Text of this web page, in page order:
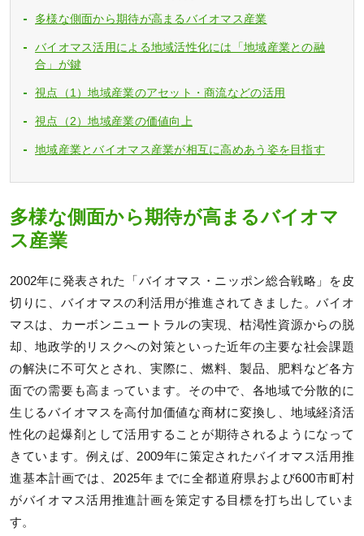
多様な側面から期待が高まるバイオマス産業
バイオマス活用による地域活性化には「地域産業との融
合」が鍵
視点（1）地域産業のアセット・商流などの活用
視点（2）地域産業の価値向上
地域産業とバイオマス産業が相互に高めあう姿を目指す
多様な側面から期待が高まるバイオマ
ス産業
2002年に発表された「バイオマス・ニッポン総合戦略」を皮
切りに、バイオマスの利活用が推進されてきました。バイオ
マスは、カーボンニュートラルの実現、枯渇性資源からの脱
却、地政学的リスクへの対策といった近年の主要な社会課題
の解決に不可欠とされ、実際に、燃料、製品、肥料など各方
面での需要も高まっています。その中で、各地域で分散的に
生じるバイオマスを高付加価値な商材に変換し、地域経済活
性化の起爆剤として活用することが期待されるようになって
きています。例えば、2009年に策定されたバイオマス活用推
進基本計画では、2025年までに全都道府県および600市町村
がバイオマス活用推進計画を策定する目標を打ち出していま
す。